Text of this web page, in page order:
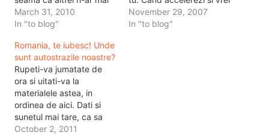
avea viata vreun farmec.
Din comentarii am aflat ca
cioburi in ochi si astea.…
March 31, 2010
In "to blog"
sa schimbi banda,
asigura-te uitandu-te in
November 29, 2007
In "to blog"
Romania, te iubesc! Unde
sunt autostrazile noastre?
Rupeti-va jumatate de
ora si uitati-va la
materialele astea, in
ordinea de aici. Dati si
sunetul mai tare, ca sa
auziti mai bine, desi din
October 2, 2011